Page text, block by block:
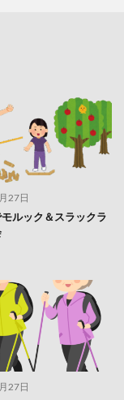
27日
ルック＆スラックラ
27日